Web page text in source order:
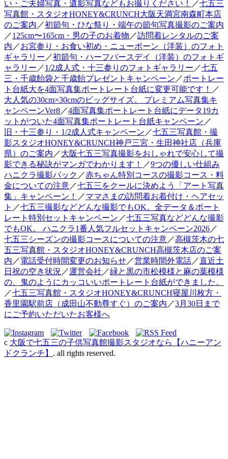
い・ご夫婦写真・遺影写真などもお撮りください！ ／七五三
写真館・スタジオHONEY&CRUNCH大阪天満宮南森町本店
のご案内 ／初節句・ひな祭り・端午の節句写真撮影のご案内
／125cm〜165cm・男の子のお着物 ／訪問着レンタルのご案
内 ／お宮参り・お食い初め・ニューボーン（洋装）のフォト
ギャラリー ／初節句・ハーフバースデイ（洋装）のフォトギ
ャラリー ／1/2成人式・十三参りのフォトギャラリー ／七五
三・千歳飴袋と千歳飴プレゼントキャンペーン ／ポートレー
ト台紙大を4面写真集ポートレート台紙に変更可能です！ ／
大人気の30cm×30cmのビッグサイズ。 プレミアム写真集キ
ャンペーンVer8／4面写真集ポートレート台紙にデータ19カ
ットがついた4面写真集ポートレート台紙キャンペーン ／
旧・十三参り・1/2成人式キャンペーン ／七五三写真館・撮
影スタジオHONEY&CRUNCH神戸三宮・生田神社店（兵庫
県）のご案内 ／大阪七五三写真撮影をおしゃれで安心して撮
影できる秘訣がマンガでわかります！ ／9つの優しい仕組み
ハニクラ撮影パック ／赤ちゃん特別コースの撮影コース・料
金についての注意／七五三をクールに決めよう「アート写真
集」キャンペーン！ ／ママさまの訪問着お着付け・ヘアセッ
ト ／七五三撮影などどんな撮影でもOK。全データ＆ポート
レート特別セットキャンペーン ／七五三写真などどんな撮影
でもOK。 ハニクラ1番人気フルセットキャンペーン2026／
七五三シーズンの撮影コースについての注意／高槻茨木の七
五三写真館・スタジオHONEY&CRUNCH高槻茨木店のご案
内 ／電話受付時間変更のお知らせ／営業時間外電話／直近土
日祝の空き状況 ／運営会社 ／緑と黒の市松模様と麻の葉模様
の、鬼のようにカッコいいポートレート台紙ができました。
／七五三写真館・スタジオHONEY&CRUNCH寝屋川枚方・
香里園駅前店（成田山不動尊すぐ）のご案内 ／3月30日まで
にご予約いただいたお客様へ
c 大阪で七五三の子供写真館撮影スタジオなら【ハニーアン
ドクランチ】 . all rights reserved.